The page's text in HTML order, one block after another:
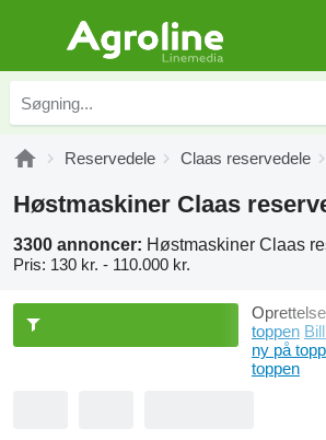
Reservedele Claas reservedele
Høstmaskiner Claas
3300 annoncer: Høstmaskiner Claas
Pris: 130 kr. - 110.000 kr.
toppen
ny på
toppen